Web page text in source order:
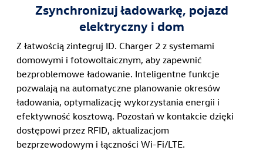
Zsynchronizuj ładowarkę, pojazd
elektryczny i dom
Z łatwością zintegruj ID. Charger 2 z systemami
domowymi i fotowoltaicznym, aby zapewnić
bezproblemowe ładowanie. Inteligentne funkcje
pozwalają na automatyczne planowanie okresów
ładowania, optymalizację wykorzystania energii i
efektywność kosztową. Pozostań w kontakcie dzięki
dostępowi przez RFID, aktualizacjom
bezprzewodowym i łączności Wi-Fi/LTE.